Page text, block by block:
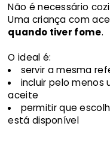
Não é necessário
Uma criança com
quando tiver fome.
O ideal é:
servir a mesma
incluir pelo menos
aceite
permitir que
está disponível